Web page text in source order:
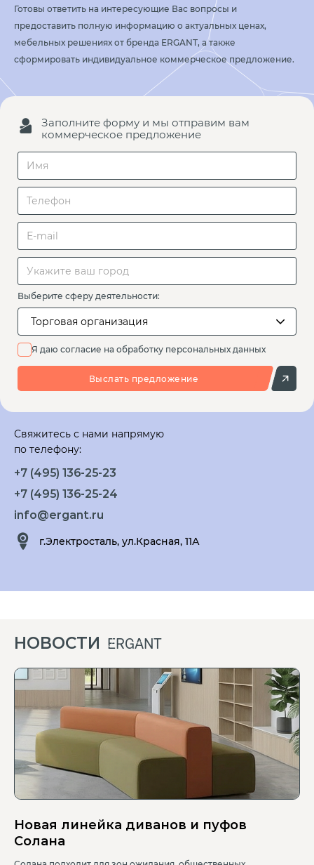
Готовы ответить на интересующие Вас вопросы и
предоставить полную информацию о актуальных ценах,
мебельных решениях от бренда ERGANT, а также
сформировать индивидуальное коммерческое предложение.
Заполните форму и мы отправим вам
коммерческое предложение
Выберите сферу деятельности:
Торговая организация
Я даю согласие на обработку персональных данных
Выслать предложение
Свяжитесь с нами напрямую
по телефону:
+7 (495) 136-25-23
+7 (495) 136-25-24
info@ergant.ru
г.Электросталь, ул.Красная, 11А
НОВОСТИ ERGANT
Новая линейка диванов и пуфов
Солана